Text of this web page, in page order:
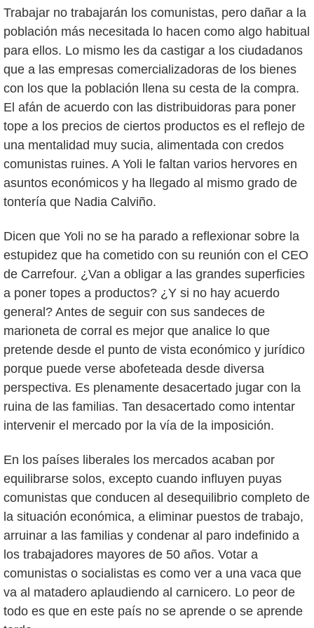
Trabajar no trabajarán los comunistas, pero dañar a la
población más necesitada lo hacen como algo habitual
para ellos. Lo mismo les da castigar a los ciudadanos
que a las empresas comercializadoras de los bienes
con los que la población llena su cesta de la compra.
El afán de acuerdo con las distribuidoras para poner
tope a los precios de ciertos productos es el reflejo de
una mentalidad muy sucia, alimentada con credos
comunistas ruines. A Yoli le faltan varios hervores en
asuntos económicos y ha llegado al mismo grado de
tontería que Nadia Calviño.
Dicen que Yoli no se ha parado a reflexionar sobre la
estupidez que ha cometido con su reunión con el CEO
de Carrefour. ¿Van a obligar a las grandes superficies
a poner topes a productos? ¿Y si no hay acuerdo
general? Antes de seguir con sus sandeces de
marioneta de corral es mejor que analice lo que
pretende desde el punto de vista económico y jurídico
porque puede verse abofeteada desde diversa
perspectiva. Es plenamente desacertado jugar con la
ruina de las familias. Tan desacertado como intentar
intervenir el mercado por la vía de la imposición.
En los países liberales los mercados acaban por
equilibrarse solos, excepto cuando influyen puyas
comunistas que conducen al desequilibrio completo de
la situación económica, a eliminar puestos de trabajo,
arruinar a las familias y condenar al paro indefinido a
los trabajadores mayores de 50 años. Votar a
comunistas o socialistas es como ver a una vaca que
va al matadero aplaudiendo al carnicero. Lo peor de
todo es que en este país no se aprende o se aprende